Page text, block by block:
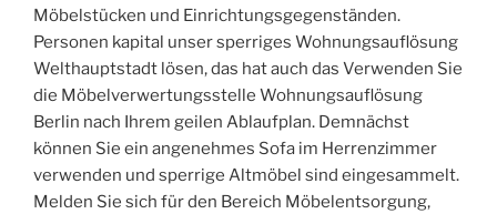
Möbelstücken und Einrichtungsgegenständen.
Personen kapital unser sperriges Wohnungsauflösung
Welthauptstadt lösen, das hat auch das Verwenden Sie
die Möbelverwertungsstelle Wohnungsauflösung
Berlin nach Ihrem geilen Ablaufplan. Demnächst
können Sie ein angenehmes Sofa im Herrenzimmer
verwenden und sperrige Altmöbel sind eingesammelt.
Melden Sie sich für den Bereich Möbelentsorgung,